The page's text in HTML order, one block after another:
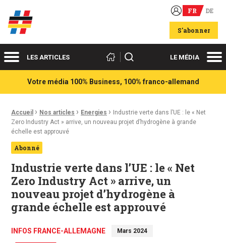
Acteurs du franco-allemand FR DE
S'abonner
MenuLES ARTICLES Rechercher LE MÉDIA
Votre média 100% Business, 100% franco-allemand
Fil d'Ariane :
Accueil › Nos articles › Energies ›
Industrie verte dans l’UE : le « Net
Zero Industry Act » arrive, un nouveau projet d’hydrogène à grande
échelle est approuvé
Abonné
Industrie verte dans l’UE : le « Net
Zero Industry Act » arrive, un
nouveau projet d’hydrogène à
grande échelle est approuvé
INFOS FRANCE-ALLEMAGNE Mars 2024